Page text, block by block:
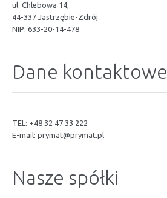
ul. Chlebowa 14,
44-337 Jastrzębie-Zdrój
NIP: 633-20-14-478
Dane kontaktowe
TEL: +48 32 47 33 222
E-mail: prymat@prymat.pl
Nasze spółki